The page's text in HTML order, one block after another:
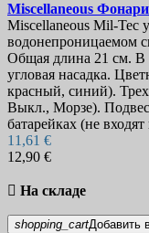
Miscellaneous
Miscellaneous Mil-Tec
водонепроницаемом
Общая длина 21 см. В
угловая насадка.
красный, синий).
Выкл., Морзе).
батарейках (не
11,61 €
12,90 €
 На складе
shopping_cartДобавить